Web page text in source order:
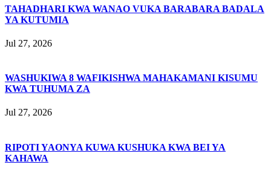
TAHADHARI KWA WANAO VUKA BARABARA BADALA
YA KUTUMIA
Jul 27, 2026
WASHUKIWA 8 WAFIKISHWA MAHAKAMANI KISUMU
KWA TUHUMA ZA
Jul 27, 2026
RIPOTI YAONYA KUWA KUSHUKA KWA BEI YA
KAHAWA